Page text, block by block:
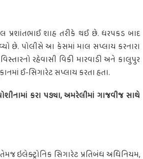
શાહ તરીકે થઈ છે. ધરપકડ બાદ
છે. પોલીસે આ કેસમાં માલ સપ્લાય કરનારા
રહેવાસી વિકી મારવાડી અને કાલુપુર
ઈ-સિગારેટ સપ્લાય કરતા હતા.
કરા પડ્યા, અમરેલીમાં ગાજવીજ સાથે
ઇલેક્ટ્રોનિક સિગારેટ પ્રતિબંધ અધિનિયમ,